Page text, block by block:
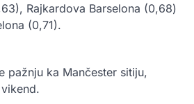
Rajkardova Barselona (0,68)
(0,71).
pažnju ka Mančester sitiju,